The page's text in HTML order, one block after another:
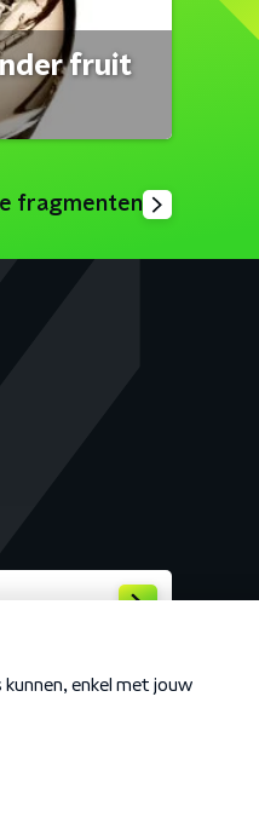
fruit
fragmenten